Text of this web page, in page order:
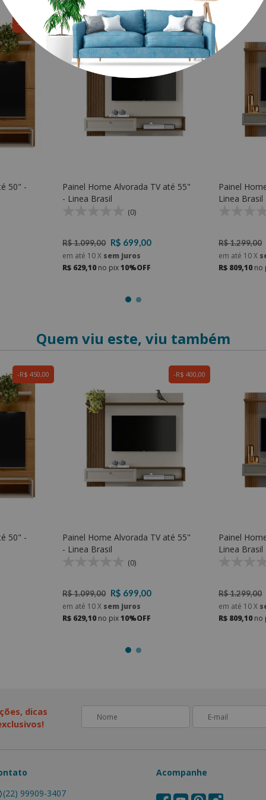
R$ 450,00
50" -
R$ 400,00
Painel Home Alvorada TV até 55"
- Linea Brasil
(0)
R$ 1.099,00 R$ 699,00
em até 10X sem juros
R$ 629,10no pix10%OFF
Painel
Linea Brasil
R$ 1.299,00
em até 10X
R$ 809,10no
Quem viu este, viu também
R$ 450,00
50" -
R$ 400,00
Painel Home Alvorada TV até 55"
- Linea Brasil
(0)
R$ 1.099,00 R$ 699,00
em até 10X sem juros
R$ 629,10no pix10%OFF
Painel
Linea Brasil
R$ 1.299,00
em até 10X
R$ 809,10no
dicas
(22) 99909-3407
Acompanhe